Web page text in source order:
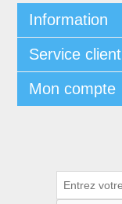
Information
Service client
Mon compte